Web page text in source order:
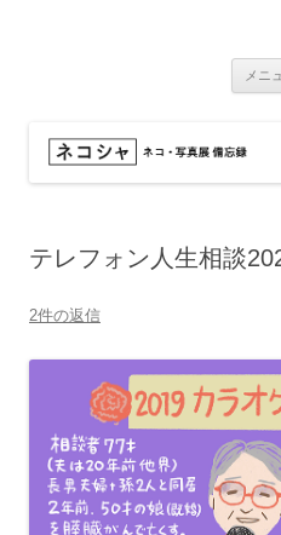
メニ
テレフォン人生相談
2件の返信